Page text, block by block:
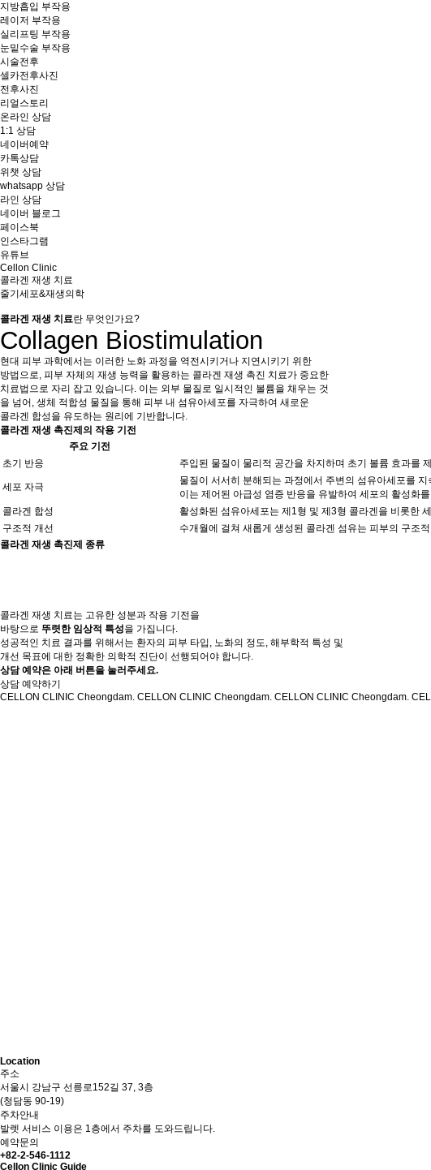
지방흡입 부작용
레이저 부작용
실리프팅 부작용
눈밑수술 부작용
시술전후
셀카전후사진
전후사진
리얼스토리
온라인 상담
1:1 상담
네이버예약
카톡상담
위챗 상담
whatsapp 상담
라인 상담
네이버 블로그
페이스북
인스타그램
유튜브
Cellon Clinic
콜라겐 재생 치료
줄기세포&재생의학
콜라겐 재생 치료란 무엇인가요?
Collagen Biostimulation
현대 피부 과학에서는 이러한 노화 과정을 역전시키거나 지연시키기 위한
방법으로, 피부 자체의 재생 능력을 활용하는 콜라겐 재생 촉진 치료가 중요한
치료법으로 자리 잡고 있습니다. 이는 외부 물질로 일시적인 볼륨을 채우는 것
을 넘어, 생체 적합성 물질을 통해 피부 내 섬유아세포를 자극하여 새로운
콜라겐 합성을 유도하는 원리에 기반합니다.
콜라겐 재생 촉진제의 작용 기전
주요 기전
초기 반응
주입된 물질이 물리적 공간을 차지하며 초기 볼륨 효과를
세포 자극
물질이 서서히 분해되는 과정에서 주변의 섬유아세포를
이는 제어된 아급성 염증 반응을 유발하여 세포의 활성화
콜라겐 합성
활성화된 섬유아세포는 제1형 및 제3형 콜라겐을 비롯한
구조적 개선
수개월에 걸쳐 새롭게 생성된 콜라겐 섬유는 피부의 구조
콜라겐 재생 촉진제 종류
콜라겐 재생 치료는 고유한 성분과 작용 기전을
바탕으로 뚜렷한 임상적 특성을 가집니다.
성공적인 치료 결과를 위해서는 환자의 피부 타입, 노화의 정도, 해부학적 특성 및
개선 목표에 대한 정확한 의학적 진단이 선행되어야 합니다.
상담 예약은 아래 버튼을 눌러주세요.
상담 예약하기
CELLON CLINIC Cheongdam. CELLON CLINIC Cheongdam. CELLON CLINIC Cheongdam.
Location
주소
서울시 강남구 선릉로152길 37, 3층
(청담동 90-19)
주차안내
발렛 서비스 이용은 1층에서 주차를 도와드립니다.
예약문의
+82-2-546-1112
Cellon Clinic Guide